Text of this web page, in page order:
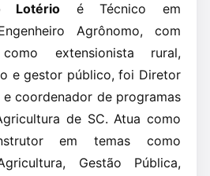
Lotério é Técnico em
Agrônomo, com
extensionista rural,
e gestor público, foi Diretor
coordenador de programas
de SC. Atua como
em temas como
Gestão Pública,